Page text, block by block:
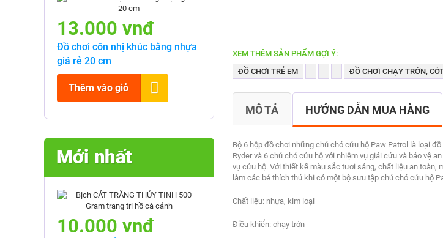
13.000 vnđ
Đồ chơi côn nhị khúc bằng nhựa
giá rẻ 20 cm
Thêm vào giỏ
Mới nhất
10.000 vnđ
XEM THÊM SẢN PHẨM GỢI Ý:
ĐỒ CHƠI TRẺ EM
ĐỒ CHƠI CHẠY TRỚN,
MÔ TẢ HƯỚNG DẪN MUA HÀNG
Bộ 6 hộp đồ chơi những chú chó cứu hộ Paw Patrol là loại
Ryder và 6 chú chó cứu hộ với nhiệm vụ giải cứu và bảo vệ
vụ cứu hộ. Với thiết kế màu sắc tươi sáng, chất liệu an
làm các bé thích thú khi có một bộ sưu tập chú chó cứu hộ
Chất liệu: nhựa, kim loại
Điều khiển: chạy trớn